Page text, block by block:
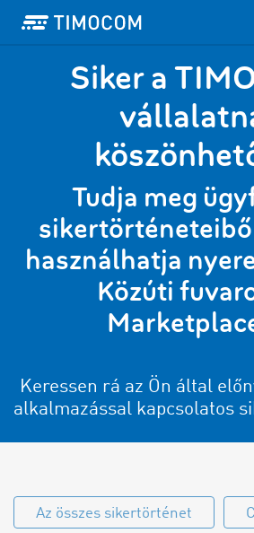
Siker a
Tudja meg
használhatja
Közúti
Keressen rá az Ön által
alkalmazással kapcsolatos
Az összes sikertörténet